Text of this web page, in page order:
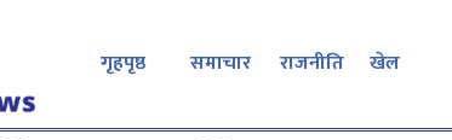
गृहपृष्ठ समाचार राजनीति खेल